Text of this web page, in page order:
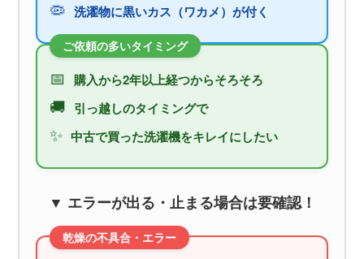
🦠 洗濯物に黒いカス（ワカメ）が付く
ご依頼の多いタイミング
📅 購入から2年以上経つからそろそろ
🚚 引っ越しのタイミングで
✨ 中古で買った洗濯機をキレイにしたい
▼ エラーが出る・止まる場合は要確認！
乾燥の不具合・エラー